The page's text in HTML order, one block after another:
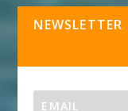
NEWSLETTER